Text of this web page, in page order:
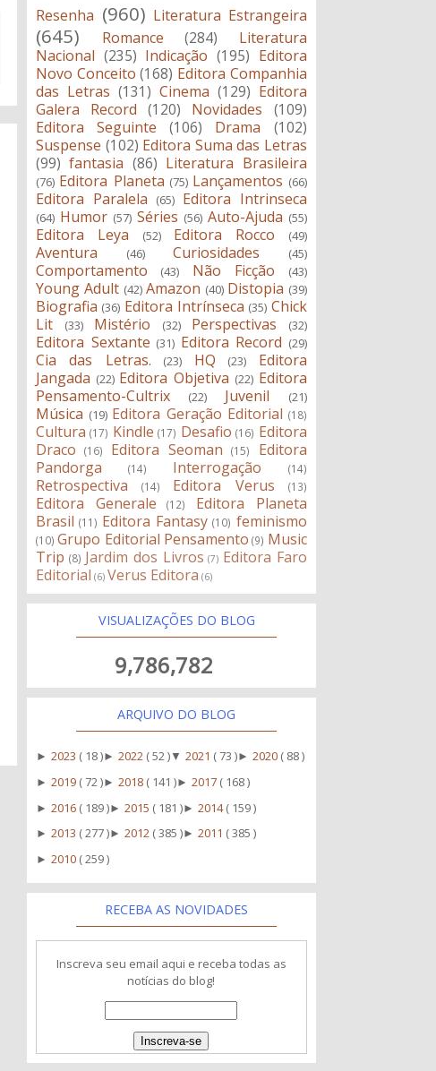
Resenha (960) Literatura Estrangeira
(645) Romance (284)
Literatura
Nacional (235) Indicação (195) Editora
Novo Conceito (168) Editora Companhia
das Letras (131) Cinema (129) Editora
Galera Record
(120) Novidades
(109)
Editora Seguinte
(106) Drama
(102)
Suspense (102) Editora Suma das Letras
(99) fantasia (86) Literatura Brasileira
(76) Editora Planeta (75) Lançamentos (66)
Editora Paralela (65) Editora Intrinseca
(64) Humor (57) Séries (56) Auto-Ajuda (55)
Editora Leya (52) Editora Rocco (49)
Aventura (46) Curiosidades (45)
Comportamento (43) Não Ficção (43)
Young Adult (42) Amazon (40) Distopia (39)
Biografia (36) Editora Intrínseca (35) Chick
Lit
(33) Mistério (32) Perspectivas (32)
Editora Sextante (31) Editora Record (29)
Cia das Letras. (23) HQ (23)
Editora
Jangada (22) Editora Objetiva (22) Editora
Pensamento-Cultrix
(22) Juvenil (21)
Música (19) Editora Geração Editorial (18)
Cultura (17) Kindle (17) Desafio (16) Editora
Draco
(16) Editora Seoman (15)
Editora
Pandorga
(14) Interrogação (14)
Retrospectiva (14) Editora Verus (13)
Editora Generale (12)
Editora Planeta
Brasil (11) Editora Fantasy (10) feminismo
(10) Grupo Editorial Pensamento (9) Music
Trip (8) Jardim dos Livros (7) Editora Faro
Editorial (6) Verus Editora (6)
VISUALIZAÇÕES DO BLOG
9,786,782
ARQUIVO DO BLOG
►2023 ( 18 )►2022 ( 52 ) ▼2021 ( 73 )►2020 ( 88 )
►2019 ( 72 )►2018 ( 141 )►2017 ( 168 )
►2016 ( 189 )►2015 ( 181 )►2014( 159 )
►2013 ( 277 )►2012 ( 385 )►2011 ( 385 )
►2010 ( 259 )
RECEBA AS NOVIDADES
Inscreva seu email aqui e receba todas as
notícias do blog!